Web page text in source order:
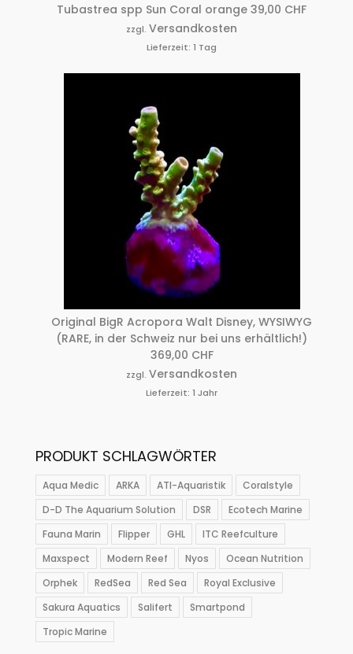
Tubastrea spp Sun Coral orange 39,00 CHF
zzgl.Versandkosten
Lieferzeit:1 Tag
Original BigR Acropora Walt Disney, WYSIWYG
(RARE, in der Schweiz nur bei uns erhältlich!)
369,00 CHF
zzgl.Versandkosten
Lieferzeit:1 Jahr
PRODUKT SCHLAGWÖRTER
Aqua Medic ARKA ATI-Aquaristik
Coralstyle
D-D The Aquarium Solution
DSR
Ecotech Marine
Fauna Marin
Flipper GHL
ITC Reefculture
Maxspect
Modern Reef Nyos
Ocean Nutrition
Orphek
RedSea Red Sea
Royal Exclusive
Sakura Aquatics
Salifert
Smartpond
Tropic Marine